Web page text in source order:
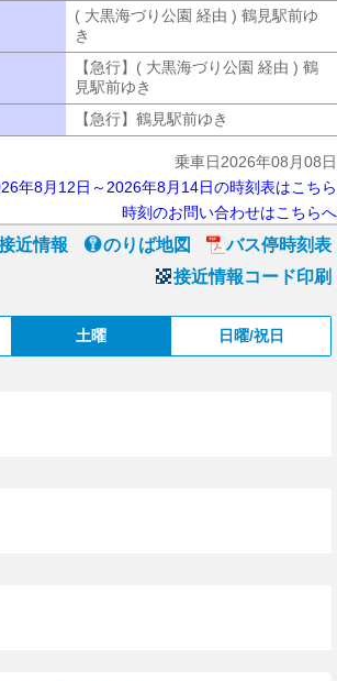
( 大黒海づり公園 経由 ) 鶴見駅前ゆ
き
【急行】( 大黒海づり公園 経由 ) 鶴
見駅前ゆき
【急行】鶴見駅前ゆき
乗車日2026年08月08日
年8月12日～2026年8月14日の時刻表はこちら
時刻のお問い合わせはこちらへ
近情報 のりば地図
バス停時刻表
接近情報コード印刷
土曜 日曜/祝日